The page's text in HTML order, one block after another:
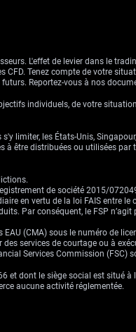
L'effet de levier dans le
Tenez compte de votre
Reportez-vous à nos
individuels, de votre
limiter, les États-Unis,
être distribuées ou utilisées
de société 2015/
en vertu de la loi FAIS
Par conséquent, le FSP
(CMA) sous le numéro de
services de courtage ou à
Services Commission (FSC)
dont le siège social est situé
aucune activité réglementée.